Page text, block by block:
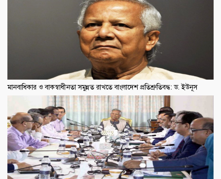
মানবাধিকার ও বাকস্বাধীনতা সমুন্নত রাখতে বাংলাদেশ প্রতিশ্রুতিবদ্ধ: ড. ইউনূস